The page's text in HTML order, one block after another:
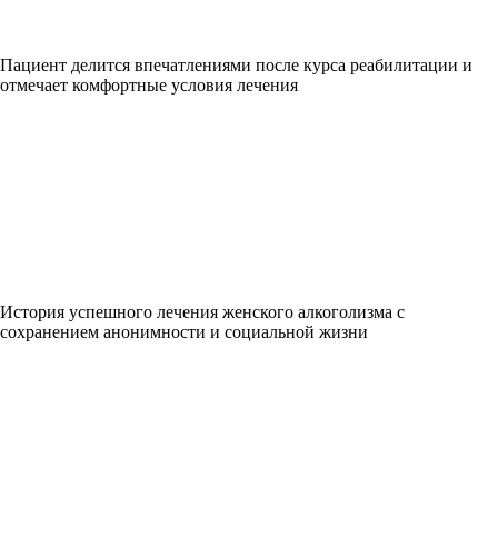
Пациент делится впечатлениями после курса реабилитации и
отмечает комфортные условия лечения
История успешного лечения женского алкоголизма с
сохранением анонимности и социальной жизни